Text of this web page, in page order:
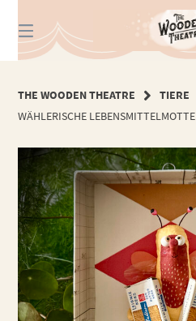
zum
Inhalt
THE WOODEN THEATRE
TIERE
WÄHLERISCHE LEBENSMITTELMOTTE